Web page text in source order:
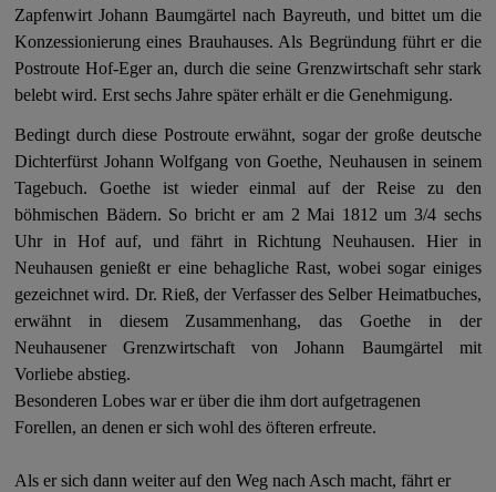
Zapfenwirt Johann Baumgärtel nach Bayreuth, und bittet um die
Konzessionierung eines Brauhauses. Als Begründung führt er die
Postroute Hof-Eger an, durch die seine Grenzwirtschaft sehr stark
belebt wird. Erst sechs Jahre später erhält er die Genehmigung.
Bedingt durch diese Postroute erwähnt, sogar der große deutsche
Dichterfürst Johann Wolfgang von Goethe, Neuhausen in seinem
Tagebuch. Goethe ist wieder einmal auf der Reise zu den
böhmischen Bädern. So bricht er am 2 Mai 1812 um 3/4 sechs
Uhr in Hof auf, und fährt in Richtung Neuhausen. Hier in
Neuhausen genießt er eine behagliche Rast, wobei sogar einiges
gezeichnet wird. Dr. Rieß, der Verfasser des Selber Heimatbuches,
erwähnt in diesem Zusammenhang, das Goethe in der
Neuhausener Grenzwirtschaft von Johann Baumgärtel mit
Vorliebe abstieg.
Besonderen Lobes war er über die ihm dort aufgetragenen
Forellen, an denen er sich wohl des öfteren erfreute.
Als er sich dann weiter auf den Weg nach Asch macht, fährt er